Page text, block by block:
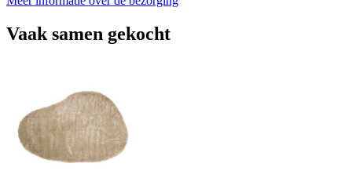
Vaak samen gekocht